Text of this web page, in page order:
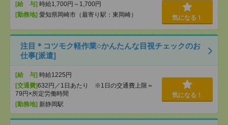
[給 与] 時給1,700円～1,700円
[勤務地] 愛知県岡崎市（最寄り駅：東岡崎） 気になる！
注目＊コツモク軽作業○かんたんな目視チェックのお
仕事[派遣]
[給 与] 時給1225円
[交通費]632円／1日あたり ※1日の交通費上限＝
79円×所定労働時間
[勤務地] 新静岡駅
気になる！